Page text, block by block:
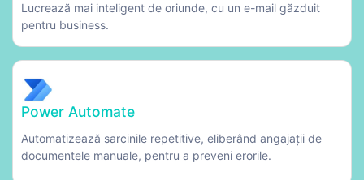
Lucrează mai inteligent de oriunde, cu un e-mail găzduit
pentru business.
Power Automate
Automatizează sarcinile repetitive, eliberând angajații de
documentele manuale, pentru a preveni erorile.